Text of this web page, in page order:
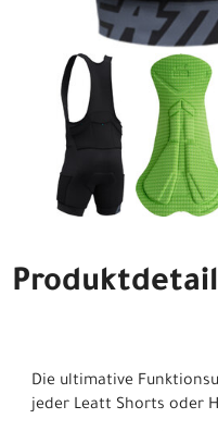
Die ultimative
jeder Leatt Shorts oder